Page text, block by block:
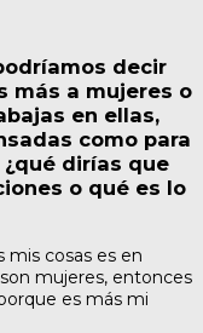
decir
más a mujeres o
en ellas,
como para
dirías que
o qué es lo
cosas es en
mujeres, entonces
es más mi